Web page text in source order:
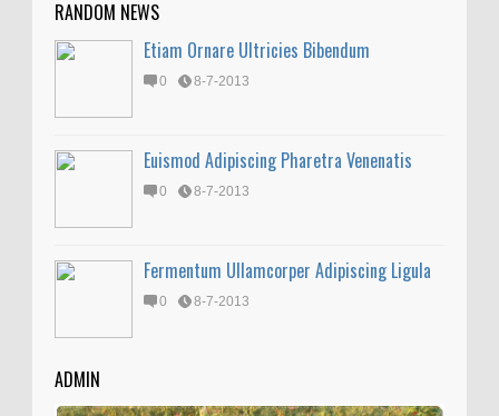
RANDOM NEWS
Etiam Ornare Ultricies Bibendum
0 8-7-2013
Euismod Adipiscing Pharetra Venenatis
0 8-7-2013
Fermentum Ullamcorper Adipiscing Ligula
0 8-7-2013
ADMIN